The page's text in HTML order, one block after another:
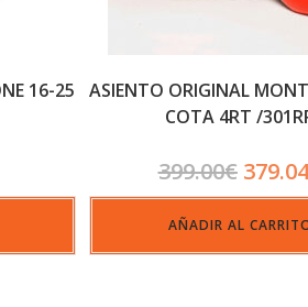
16-25
ASIENTO ORIGINAL
COTA 4RT /
399.00€ 379.04
AÑADIR AL